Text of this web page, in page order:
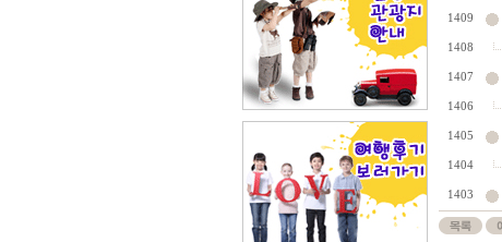
1409
1408
1407
1406
1405
1404
1403